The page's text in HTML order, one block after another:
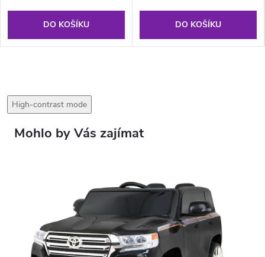
DO KOŠÍKU DO KOŠÍKU
High-contrast mode